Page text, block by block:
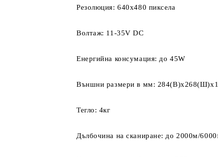
Резолюция: 640х480 пиксела
Волтаж: 11-35V DC
Енергийна консумация: до 45W
Външни размери в мм:
Тегло: 4кг
Дълбочина на сканиране: до 2000м/